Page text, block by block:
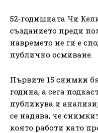
52-годишната Чи
създанието преди
навремето не ги е
публично осмиване.
Първите 15 снимки
година, а сега
публикува и
се надява, че
която работи като